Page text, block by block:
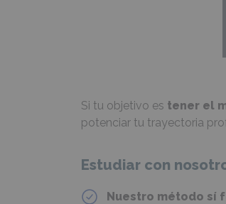
Si tu objetivo es tener el
potenciar tu trayectoria
Estudiar con
Nuestro método sí